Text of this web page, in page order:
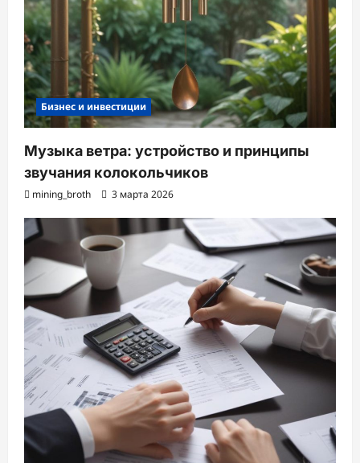
Бизнес и инвестиции
Музыка ветра: устройство и принципы
звучания колокольчиков
mining_broth 3 марта 2026